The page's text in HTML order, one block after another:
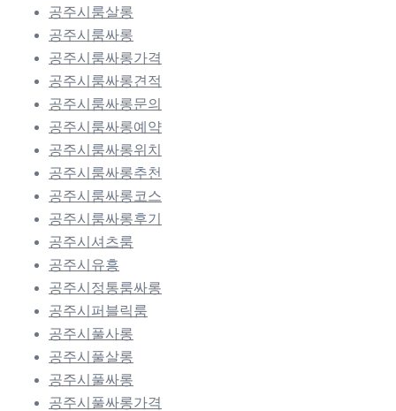
공주시룸살롱
공주시룸싸롱
공주시룸싸롱가격
공주시룸싸롱견적
공주시룸싸롱문의
공주시룸싸롱예약
공주시룸싸롱위치
공주시룸싸롱추천
공주시룸싸롱코스
공주시룸싸롱후기
공주시셔츠룸
공주시유흥
공주시정통룸싸롱
공주시퍼블릭룸
공주시풀사롱
공주시풀살롱
공주시풀싸롱
공주시풀싸롱가격